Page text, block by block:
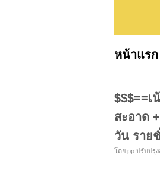
หน้าแรก
$$$==
สะอาด
วัน ราย
โดย pp ปรับปรุง